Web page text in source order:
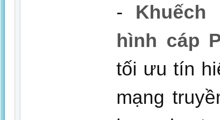
-
hình cáp
tối ưu tín
mạng